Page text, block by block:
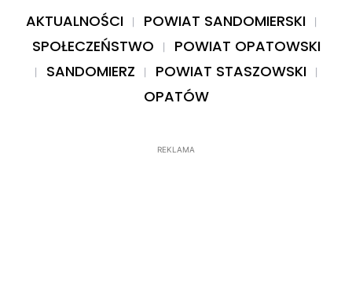
AKTUALNOŚCI
POWIAT SANDOMIERSKI
SPOŁECZEŃSTWO
POWIAT OPATOWSKI
SANDOMIERZ
POWIAT STASZOWSKI
OPATÓW
REKLAMA